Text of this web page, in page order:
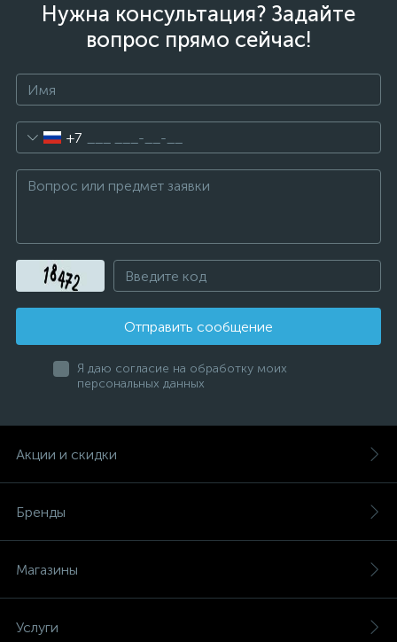
Нужна консультация? Задайте
вопрос прямо сейчас!
+7
Отправить сообщение
Я даю согласие на обработку моих
персональных данных
Акции и скидки
Бренды
Магазины
Услуги